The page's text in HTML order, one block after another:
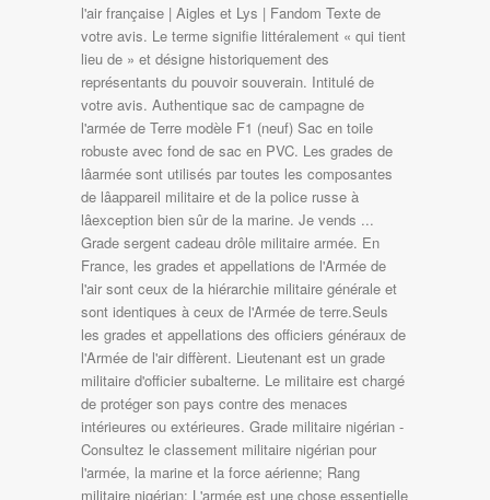
l'air française | Aigles et Lys | Fandom Texte de
votre avis. Le terme signifie littéralement « qui tient
lieu de » et désigne historiquement des
représentants du pouvoir souverain. Intitulé de
votre avis. Authentique sac de campagne de
l'armée de Terre modèle F1 (neuf) Sac en toile
robuste avec fond de sac en PVC. Les grades de
lâarmée sont utilisés par toutes les composantes
de lâappareil militaire et de la police russe à
lâexception bien sûr de la marine. Je vends ...
Grade sergent cadeau drôle militaire armée. En
France, les grades et appellations de l'Armée de
l'air sont ceux de la hiérarchie militaire générale et
sont identiques à ceux de l'Armée de terre.Seuls
les grades et appellations des officiers généraux de
l'Armée de l'air diffèrent. Lieutenant est un grade
militaire d'officier subalterne. Le militaire est chargé
de protéger son pays contre des menaces
intérieures ou extérieures. Grade militaire nigérian -
Consultez le classement militaire nigérian pour
l'armée, la marine et la force aérienne; Rang
militaire nigérian: L'armée est une chose essentielle